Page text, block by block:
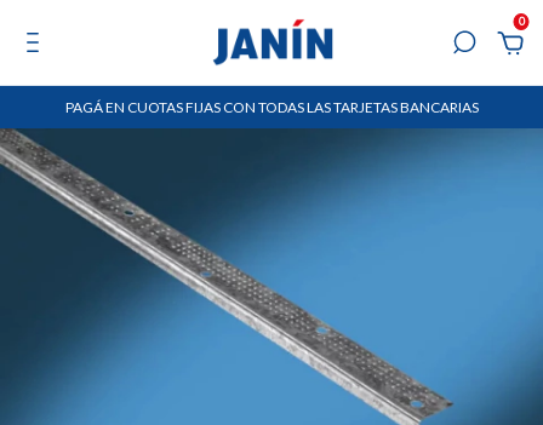
0
PAGÁ EN CUOTAS FIJAS CON TODAS LAS TARJETAS BANCARIAS